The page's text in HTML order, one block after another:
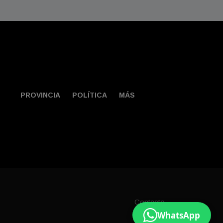
WhatsApp
PROVINCIA POLÍTICA MÁS
Contacto